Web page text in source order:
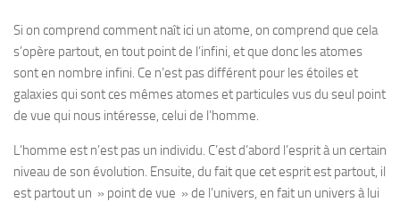
Si on comprend comment naît ici un atome, on comprend que cela
s’opère partout, en tout point de l’infini, et que donc les atomes
sont en nombre infini. Ce n’est pas différent pour les étoiles et
galaxies qui sont ces mêmes atomes et particules vus du seul point
de vue qui nous intéresse, celui de l’homme.
L’homme est n’est pas un individu. C’est d’abord l’esprit à un certain
niveau de son évolution. Ensuite, du fait que cet esprit est partout, il
est partout un » point de vue » de l’univers, en fait un univers à lui